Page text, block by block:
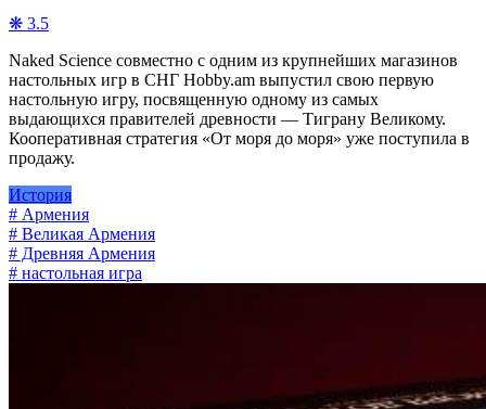
❋ 3.5
Naked Science совместно с одним из крупнейших магазинов
настольных игр в СНГ Hobby.am выпустил свою первую
настольную игру, посвященную одному из самых
выдающихся правителей древности — Тиграну Великому.
Кооперативная стратегия «От моря до моря» уже поступила в
продажу.
История
# Армения
# Великая Армения
# Древняя Армения
# настольная игра